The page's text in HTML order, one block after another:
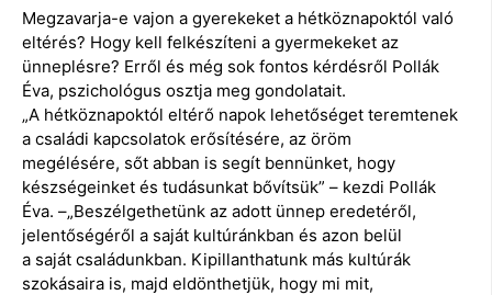
Megzavarja-e vajon a gyerekeket a hétköznapoktól való
eltérés? Hogy kell felkészíteni a gyermekeket az
ünneplésre? Erről és még sok fontos kérdésről Pollák
Éva, pszichológus osztja meg gondolatait.
„A hétköznapoktól eltérő napok lehetőséget teremtenek
a családi kapcsolatok erősítésére, az öröm
megélésére, sőt abban is segít bennünket, hogy
készségeinket és tudásunkat bővítsük” – kezdi Pollák
Éva. –„Beszélgethetünk az adott ünnep eredetéről,
jelentőségéről a saját kultúránkban és azon belül
a saját családunkban. Kipillanthatunk más kultúrák
szokásaira is, majd eldönthetjük, hogy mi mit,